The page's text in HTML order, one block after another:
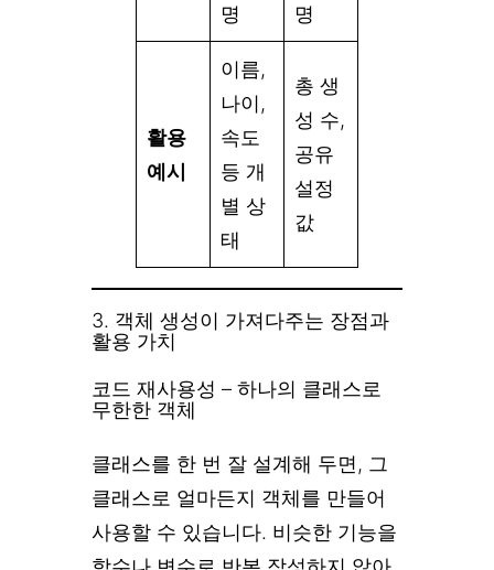
명
명
활용
예시
이름,
나이,
속도
등 개
별 상
태
총 생
성 수,
공유
설정
값
3. 객체 생성이 가져다주는 장점과
활용 가치
코드 재사용성 – 하나의 클래스로
무한한 객체
클래스를 한 번 잘 설계해 두면, 그
클래스로 얼마든지 객체를 만들어
사용할 수 있습니다. 비슷한 기능을